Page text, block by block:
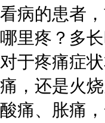
看病的患者
哪里疼？多
对于疼痛症
痛，还是火
酸痛、胀痛